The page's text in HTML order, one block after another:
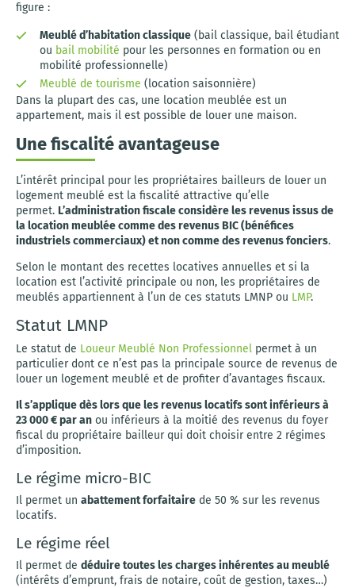
figure :
Meublé d’habitation classique (bail classique, bail étudiant
ou bail mobilité pour les personnes en formation ou en
mobilité professionnelle)
Meublé de tourisme (location saisonnière)
Dans la plupart des cas, une location meublée est un
appartement, mais il est possible de louer une maison.
Une fiscalité avantageuse
L’intérêt principal pour les propriétaires bailleurs de louer un
logement meublé est la fiscalité attractive qu’elle
permet. L’administration fiscale considère les revenus issus de
la location meublée comme des revenus BIC (bénéfices
industriels commerciaux) et non comme des revenus fonciers.
Selon le montant des recettes locatives annuelles et si la
location est l’activité principale ou non, les propriétaires de
meublés appartiennent à l’un de ces statuts LMNP ou LMP.
Statut LMNP
Le statut de Loueur Meublé Non Professionnel permet à un
particulier dont ce n’est pas la principale source de revenus de
louer un logement meublé et de profiter d’avantages fiscaux.
Il s’applique dès lors que les revenus locatifs sont inférieurs à
23 000 € par an ou inférieurs à la moitié des revenus du foyer
fiscal du propriétaire bailleur qui doit choisir entre 2 régimes
d’imposition.
Le régime micro-BIC
Il permet un abattement forfaitaire de 50 % sur les revenus
locatifs.
Le régime réel
Il permet de déduire toutes les charges inhérentes au meublé
(intérêts d’emprunt, frais de notaire, coût de gestion, taxes…)